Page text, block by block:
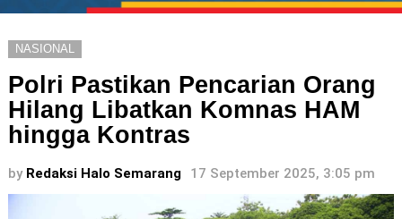
NASIONAL
Polri Pastikan Pencarian Orang
Hilang Libatkan Komnas HAM
hingga Kontras
by Redaksi Halo Semarang 17 September 2025, 3:05 pm